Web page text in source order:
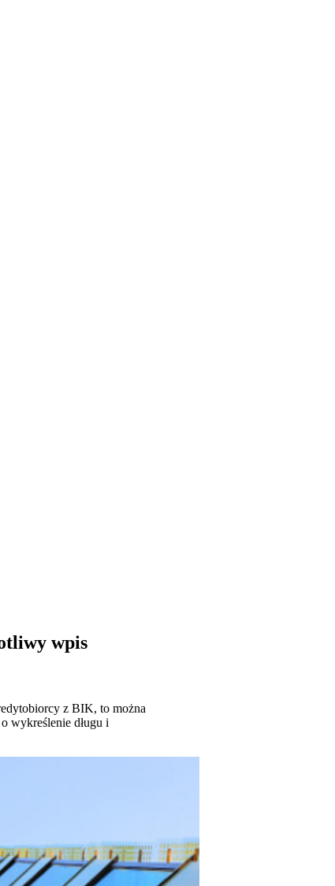
wpis
z BIK, to można
wykreślenie długu i